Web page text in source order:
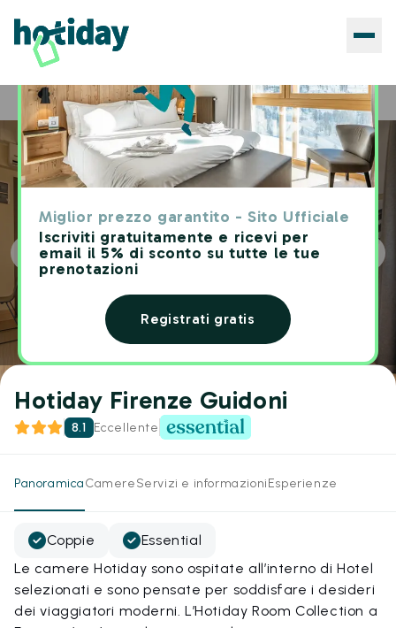
Miglior prezzo garantito - Sito Ufficiale
Iscriviti gratuitamente e ricevi per
email il 5% di sconto su tutte le tue
prenotazioni
Registrati gratis
Home Hotels Hotiday Firenze Guidoni
Hotiday Firenze Guidoni
8.1 Eccellente
PanoramicaCamereServizi e informazioniEsperienze
Coppie
Essential
Le camere Hotiday sono ospitate all’interno di Hotel
selezionati e sono pensate per soddisfare i desideri
dei viaggiatori moderni. L’Hotiday Room Collection a